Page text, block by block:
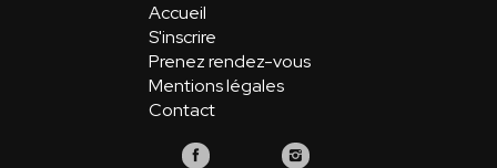
Accueil
S'inscrire
Prenez rendez-vous
Mentions légales
Contact